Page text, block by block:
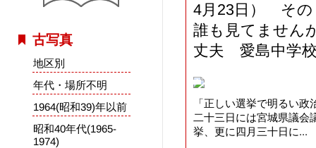
古写真
地区別
年代・場所不明
1964(昭和39)年以前
昭和40年代(1965-
1974)
4月23日） そ
誰も見てません
丈夫 愛島中学
「正しい選挙で明るい政
二十三日には宮城県議会
挙、更に四月三十日に...